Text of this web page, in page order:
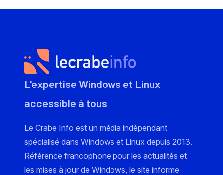
L'expertise Windows et Linux
accessible à tous
Le Crabe Info est un média indépendant
spécialisé dans Windows et Linux depuis 2013.
Référence francophone pour les actualités et
les mises à jour de Windows, le site informe